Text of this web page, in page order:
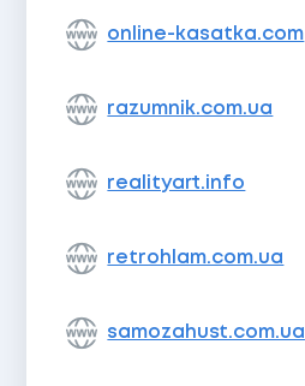
online-kasatka.com
razumnik.com.ua
realityart.info
retrohlam.com.ua
samozahust.com.ua